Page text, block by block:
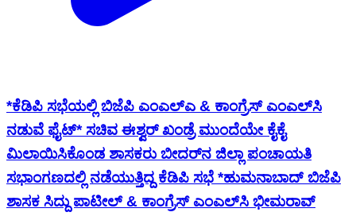
*ಕೆಡಿಪಿ ಸಭೆಯಲ್ಲಿ ಬಿಜೆಪಿ ಎಂಎಲ್ಎ & ಕಾಂಗ್ರೆಸ್ ಎಂಎಲ್‌ಸಿ
ನಡುವೆ ಫೈಟ್* ಸಚಿವ ಈಶ್ವರ್ ಖಂಡ್ರೆ ಮುಂದೆಯೇ ಕೈಕೈ
ಮಿಲಾಯಿಸಿಕೊಂಡ ಶಾಸಕರು ಬೀದರ್‌ನ ಜಿಲ್ಲಾ ಪಂಚಾಯತಿ
ಸಭಾಂಗಣದಲ್ಲಿ ನಡೆಯುತ್ತಿದ್ದ ಕೆಡಿಪಿ ಸಭೆ *ಹುಮನಾಬಾದ್ ಬಿಜೆಪಿ
ಶಾಸಕ ಸಿದ್ದು ಪಾಟೀಲ್ & ಕಾಂಗ್ರೆಸ್ ಎಂಎಲ್‌ಸಿ ಭೀಮರಾವ್